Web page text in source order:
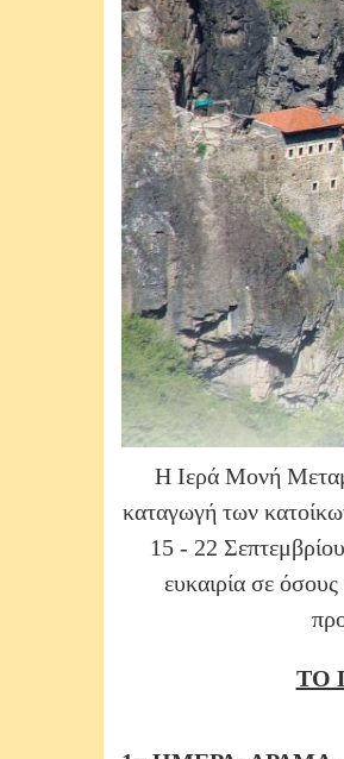
Η Ιερά Μονή
καταγωγή των
15 - 22
ευκαιρία σε
ΤΟ